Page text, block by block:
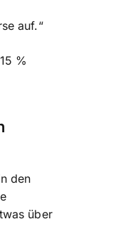
auf.“
%
den
über